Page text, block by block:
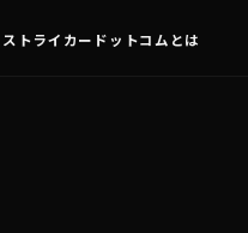
ストライカードットコムとは